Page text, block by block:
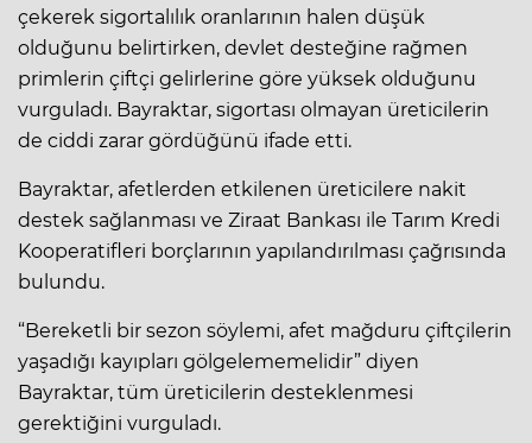
çekerek sigortalılık oranlarının halen düşük
olduğunu belirtirken, devlet desteğine rağmen
primlerin çiftçi gelirlerine göre yüksek olduğunu
vurguladı. Bayraktar, sigortası olmayan üreticilerin
de ciddi zarar gördüğünü ifade etti.
Bayraktar, afetlerden etkilenen üreticilere nakit
destek sağlanması ve Ziraat Bankası ile Tarım Kredi
Kooperatifleri borçlarının yapılandırılması çağrısında
bulundu.
“Bereketli bir sezon söylemi, afet mağduru çiftçilerin
yaşadığı kayıpları gölgelememelidir” diyen
Bayraktar, tüm üreticilerin desteklenmesi
gerektiğini vurguladı.